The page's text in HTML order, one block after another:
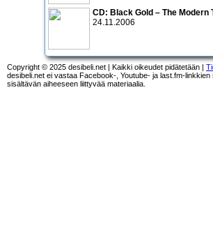
CD: Black Gold – The Modern
24.11.2006
Copyright © 2025 desibeli.net | Kaikki oikeudet pidätetään |
desibeli.net ei vastaa Facebook-, Youtube- ja last.fm-
sisältävän aiheeseen liittyvää materiaalia.